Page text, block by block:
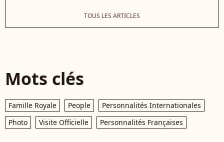
TOUS LES ARTICLES
Mots clés
Famille Royale People
Personnalités Internationales
Photo
Visite Officielle Personnalités Françaises